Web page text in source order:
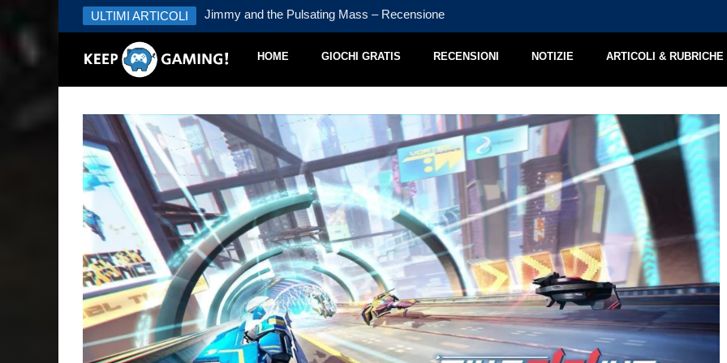
ULTIMI ARTICOLI
– Recensione Jimmy and the Pulsating Mass – Recensione
HOME GIOCHI GRATIS RECENSIONI NOTIZIE ARTICOLI & RUBRICHE